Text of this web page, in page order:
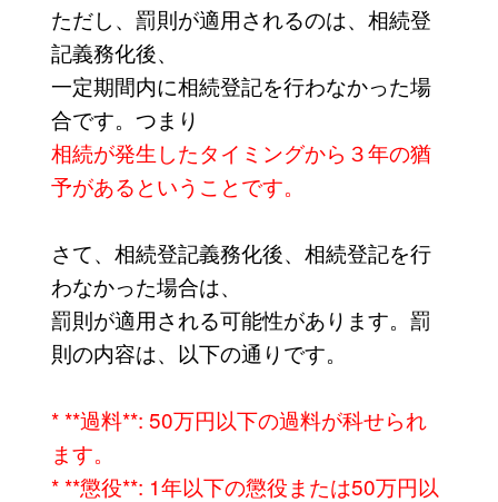
ただし、罰則が適用されるのは、相続登
記義務化後、
一定期間内に相続登記を行わなかった場
合です。つまり
相続が発生したタイミングから３年の猶
予があるということです。
さて、相続登記義務化後、相続登記を行
わなかった場合は、
罰則が適用される可能性があります。罰
則の内容は、以下の通りです。
* **過料**: 50万円以下の過料が科せられ
ます。
* **懲役**: 1年以下の懲役または50万円以